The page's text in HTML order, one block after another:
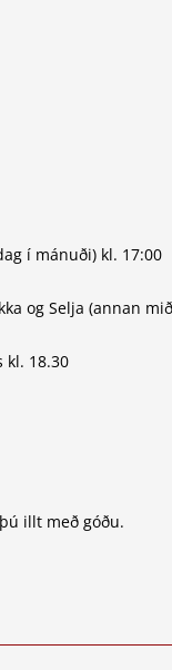
í mánuði) kl. 17:00
og Selja (annan
kl. 18.30
illt með góðu.